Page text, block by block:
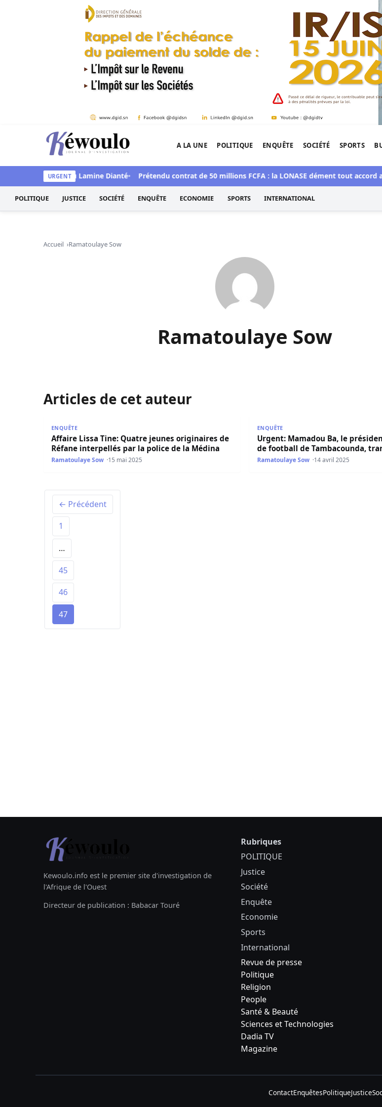
Aller au contenu
Kéwoulo, le premier site d'information et d'investigation de l'Afrique.
A LA UNE POLITIQUE ENQUÊTE SOCIÉTÉ SPORTS
URGENT
Mamadou Lamine Dianté Prétendu contrat de 50 millions FCFA : la LONASE dément tout accord
POLITIQUE JUSTICE SOCIÉTÉ ENQUÊTE ECONOMIE SPORTS INTERNATIONAL
Accueil Ramatoulaye Sow
Ramatoulaye Sow
Articles de cet auteur
ENQUÊTE
Affaire Lissa Tine: Quatre jeunes originaires de
Réfane interpellés par la police de la Médina
Ramatoulaye Sow 15 mai 2025
Urgent: Mamadou Ba, le
ENQUÊTE
Urgent: Mamadou Ba, le
de football de Tambacounda,
Ramatoulaye Sow 14 avril 2025
← Précédent
1
…
45
46
47
Kewoulo.info est le premier site d'investigation de
l'Afrique de l'Ouest
Directeur de publication : Babacar Touré
Rubriques
POLITIQUE
Justice
Société
Enquête
Economie
Sports
International
Revue de presse
Politique
Religion
People
Santé & Beauté
Sciences et Technologies
Dadia TV
Magazine
ContactEnquêtesPolitiqueJustice